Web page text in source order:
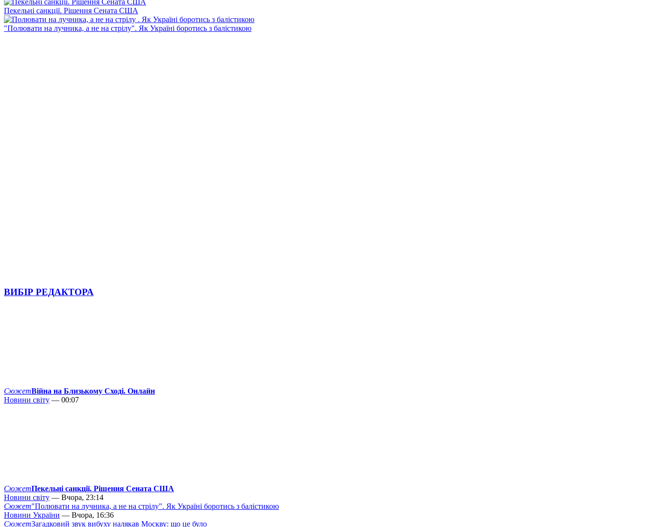
Пекельні санкції. Рішення Сената США
"Полювати на лучника, а не на стрілу". Як Україні боротись з балістикою
ВИБІР РЕДАКТОРА
СюжетВійна на Близькому Сході. Онлайн
Новини світу — 00:07
СюжетПекельні санкції. Рішення Сената США
Новини світу — Вчора, 23:14
Сюжет"Полювати на лучника, а не на стрілу". Як Україні боротись з балістикою
Новини України — Вчора, 16:36
СюжетЗагадковий звук вибуху налякав Москву: що це було